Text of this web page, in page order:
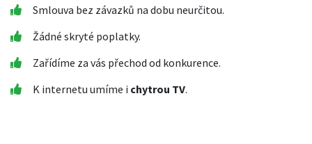
Smlouva bez závazků na dobu neurčitou.
Žádné skryté poplatky.
Zařídíme za vás přechod od konkurence.
K internetu umíme i chytrou TV.